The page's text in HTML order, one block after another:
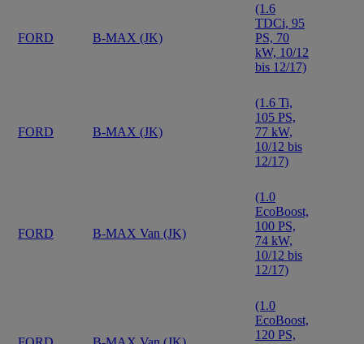
FORD B-MAX (JK)
(1.6
TDCi, 95
PS, 70
kW, 10/12
bis 12/17)
FORD B-MAX (JK)
(1.6 Ti,
105 PS,
77 kW,
10/12 bis
12/17)
FORD B-MAX Van (JK)
(1.0
EcoBoost,
100 PS,
74 kW,
10/12 bis
12/17)
(1.0
EcoBoost,
120 PS,